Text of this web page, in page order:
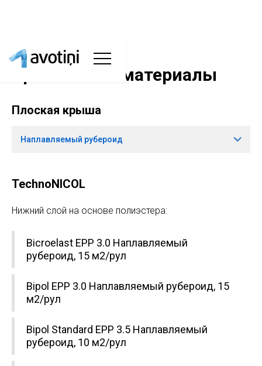
Кровельные материалы
Плоская крыша
Наплавляемый рубероид
TechnoNICOL
Нижний слой на основе полиэстера:
Bicroelast EPP 3.0 Наплавляемый
рубероид, 15 м2/рул
Bipol EPP 3.0 Наплавляемый рубероид, 15
м2/рул
Bipol Standard EPP 3.5 Наплавляемый
рубероид, 10 м2/рул